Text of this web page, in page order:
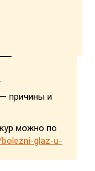
— причины и
можно по
glaz-u-